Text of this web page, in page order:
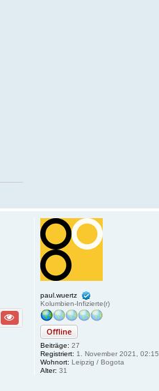
paul.wuertz
Kolumbien-Infizierte(r)
Offline
Beiträge: 27
Registriert: 1. November 2021, 02:15
Wohnort: Leipzig / Bogota
Alter: 31